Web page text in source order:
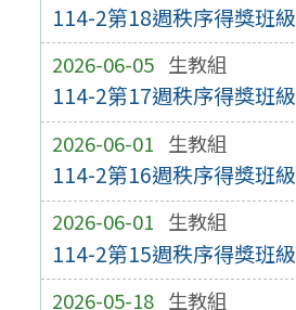
114-2第18週秩序得獎班級
2026-06-05 生教組
114-2第17週秩序得獎班級
2026-06-01 生教組
114-2第16週秩序得獎班級
2026-06-01 生教組
114-2第15週秩序得獎班級
2026-05-18 生教組